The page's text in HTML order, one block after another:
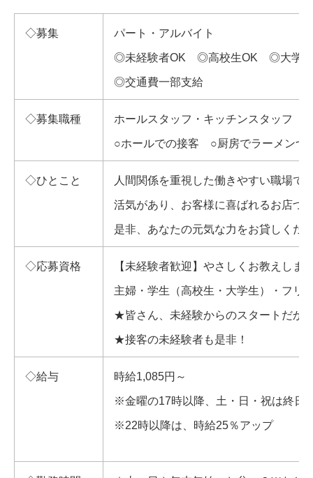
◇募集 パート・アルバイト
◎未経験者OK ◎高校生OK ◎大学
◎交通費一部支給
◇募集職種 ホールスタッフ・キッチンスタッフ
○ホールでの接客 ○厨房でラーメン
◇ひとこと 人間関係を重視した働きやすい職場で
活気があり、お客様に喜ばれるお店づ
是非、あなたの元気な力をお貸しくだ
◇応募資格 【未経験者歓迎】やさしくお教えしま
主婦・学生（高校生・大学生）・フリ
★皆さん、未経験からのスタートだか
★接客の未経験者も是非！
◇給与 時給1,085円～
※金曜の17時以降、土・日・祝は終日
※22時以降は、時給25％アップ